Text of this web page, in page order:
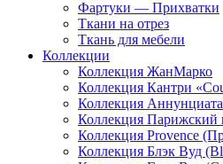
Фартуки — Прихватки
Ткани на отрез
Ткань для мебели
Коллекции
Коллекция ЖанМарко
Коллекция Кантри
Коллекция Аннунциата
Коллекция Парижский
Коллекция Provence
Коллекция Блэк Вуд